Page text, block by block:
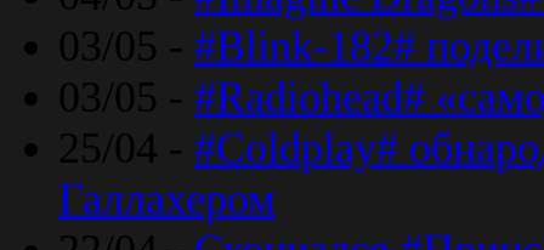
03/05 - #Blink-182#
03/05 - #Radiohead#
25/04 - #Coldplay#
Галлахером